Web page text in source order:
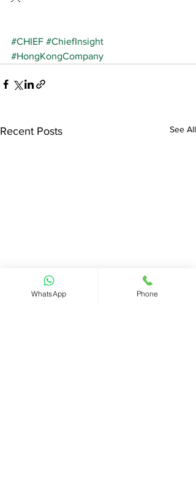
#CHIEF #ChiefInsight
#HongKongCompany
Recent Posts See All
WhatsApp Phone